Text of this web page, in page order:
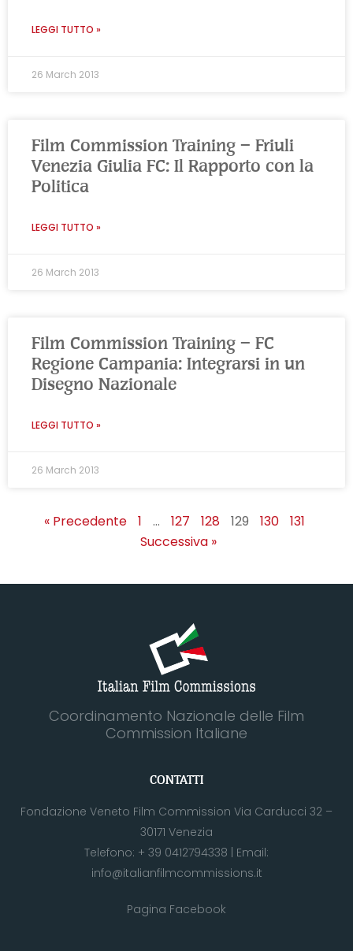
LEGGI TUTTO »
26 March 2013
Film Commission Training – Friuli
Venezia Giulia FC: Il Rapporto con la
Politica
LEGGI TUTTO »
26 March 2013
Film Commission Training – FC
Regione Campania: Integrarsi in un
Disegno Nazionale
LEGGI TUTTO »
26 March 2013
« Precedente 1 … 127 128 129 130
131
Successiva »
Coordinamento Nazionale delle Film
Commission Italiane
CONTATTI
Fondazione Veneto Film Commission Via Carducci 32 –
30171 Venezia
Telefono: + 39 0412794338 | Email:
info@italianfilmcommissions.it
Pagina Facebook